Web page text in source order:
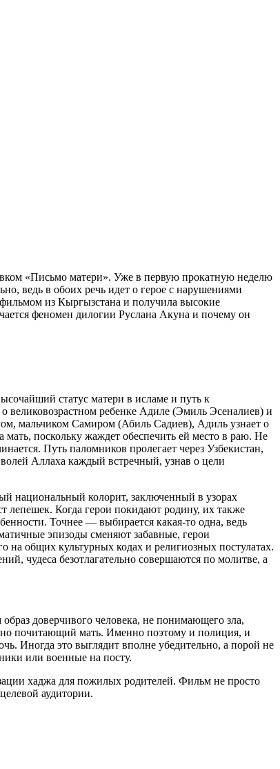
«Письмо матери». Уже в первую прокатную неделю
ведь в обоих речь идет о герое с нарушениями
из Кыргызстана и получила высокие
феномен дилогии Руслана Акуна и почему он
статус матери в исламе и путь к
великовозрастном ребенке Адиле (Эмиль Эсеналиев) и
мальчиком Самиром (Абиль Садиев), Адиль узнает о
поскольку жаждет обеспечить ей место в раю. Не
Путь паломников пролегает через Узбекистан,
Аллаха каждый встречный, узнав о цели
национальный колорит, заключенный в узорах
лепешек. Когда герои покидают родину, их также
Точнее — выбирается какая-то одна, ведь
эпизоды сменяют забавные, герои
общих культурных кодах и религиозных постулатах.
чудеса безотлагательно совершаются по молитве, а
доверчивого человека, не понимающего зла,
почитающий мать. Именно поэтому и полиция, и
Иногда это выглядит вполне убедительно, а порой не
или военные на посту.
хаджа для пожилых родителей. Фильм не просто
аудитории.